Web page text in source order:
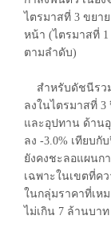
ไตรมาสที่ 3 ขยา
หน้า (ไตรมาสที่ 1
ตามลำดับ)
สำหรับดัชนีรวม
ลงในไตรมาสที่ 3
และอุปทาน ด้าน
ลง -3.0% เทียบ
ยังคงชะลอแผนก
เฉพาะในเขตที่ค
ในกลุ่มราคาที่เห
ไม่เกิน 7 ล้านบาท